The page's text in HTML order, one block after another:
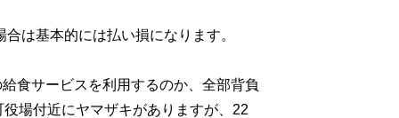
は基本的には払い損になります。
食サービスを利用するのか、全部背負
場付近にヤマザキがありますが、22